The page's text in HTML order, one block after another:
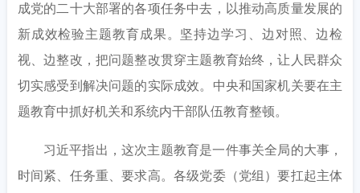
成党的二十大部署的各项任务中去，以推动高质量发展的
新成效检验主题教育成果。坚持边学习、边对照、边检
视、边整改，把问题整改贯穿主题教育始终，让人民群众
切实感受到解决问题的实际成效。中央和国家机关要在主
题教育中抓好机关和系统内干部队伍教育整顿。
习近平指出，这次主题教育是一件事关全局的大事，
时间紧、任务重、要求高。各级党委（党组）要扛起主体